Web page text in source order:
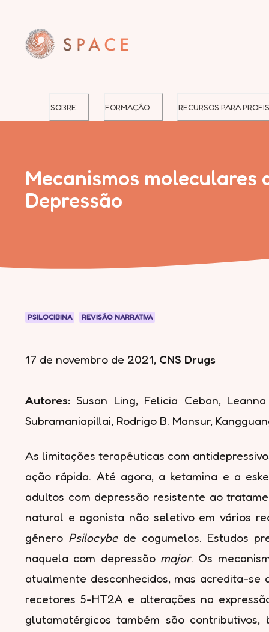
SOBRE FORMAÇÃO RECURSOS PARA
Mecanismos
Depressão
PSILOCIBINA REVISÃO NARRATIVA
17 de novembro de 2021, CNS Drugs
Autores: Susan Ling, Felicia Ceban,
Subramaniapillai, Rodrigo B. Mansur,
As limitações terapêuticas com
ação rápida. Até agora, a ketamina e a
adultos com depressão resistente ao
natural e agonista não seletivo em vários
género Psilocybede cogumelos. Estudos
naquela com depressão major. Os
atualmente desconhecidos, mas acredita-
recetores 5-HT2A e alterações na
glutamatérgicos também são